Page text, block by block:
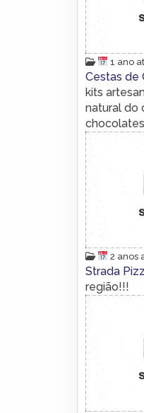
1 ano
Cestas de
kits
natural do
2 anos
Strada
região!!!